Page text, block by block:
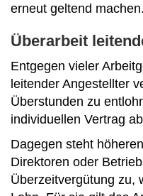
erneut geltend machen.
Überarbeit
Entgegen vieler
leitender Angestellter
Überstunden zu
individuellen Vertrag
Dagegen steht
Direktoren oder
Überzeitvergütung zu,